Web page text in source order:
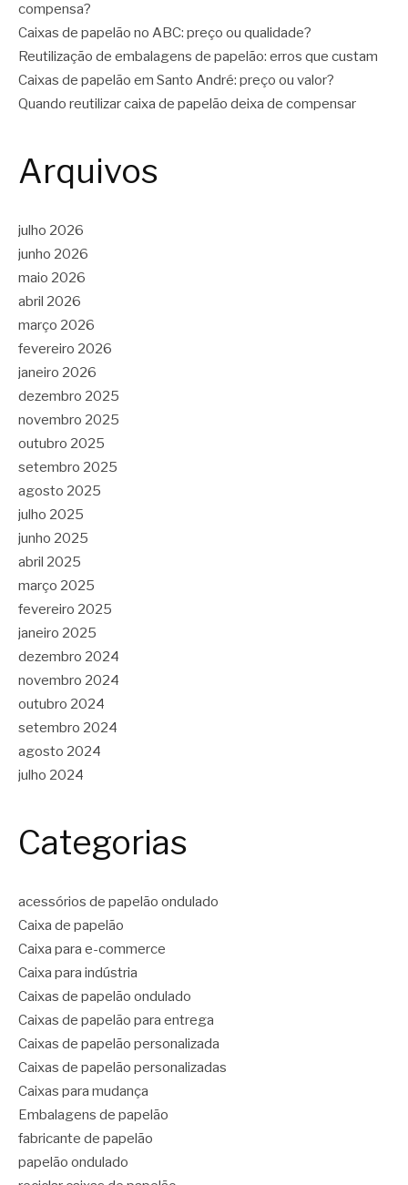
compensa?
Caixas de papelão no ABC: preço ou qualidade?
Reutilização de embalagens de papelão: erros que custam
Caixas de papelão em Santo André: preço ou valor?
Quando reutilizar caixa de papelão deixa de compensar
Arquivos
julho 2026
junho 2026
maio 2026
abril 2026
março 2026
fevereiro 2026
janeiro 2026
dezembro 2025
novembro 2025
outubro 2025
setembro 2025
agosto 2025
julho 2025
junho 2025
abril 2025
março 2025
fevereiro 2025
janeiro 2025
dezembro 2024
novembro 2024
outubro 2024
setembro 2024
agosto 2024
julho 2024
Categorias
acessórios de papelão ondulado
Caixa de papelão
Caixa para e-commerce
Caixa para indústria
Caixas de papelão ondulado
Caixas de papelão para entrega
Caixas de papelão personalizada
Caixas de papelão personalizadas
Caixas para mudança
Embalagens de papelão
fabricante de papelão
papelão ondulado